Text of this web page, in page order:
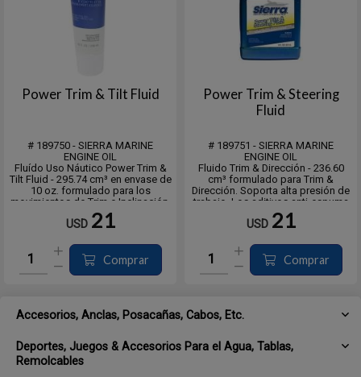
Accesorios, Anclas, Posacañas, Cabos, Etc.
Deportes, Juegos & Accesorios Para el Agua, Tablas,
Remolcables
Power Trim & Tilt Fluid
# 189750 - SIERRA MARINE
ENGINE OIL
Fluído Uso Náutico Power Trim &
Tilt Fluid - 295.74 cm³ en envase de
10 oz. formulado para los
movimientos de Trim e Inclinación.
Desarrollado para soportar alta
presión de trabajo. Los aditivos
uniforme con una contaminación
red...
USD 21
Comprar
Power Trim & Steering
Fluid
# 189751 - SIERRA MARINE
ENGINE OIL
Fluido Trim & Dirección - 236.60
cm³ formulado para Trim &
Dirección. Soporta alta presión de
trabajo. Los aditivos anti-espuma
garantizan un flujo uniforme con
una contaminación reducida del
Diseñado para uso intensivo a
altas pre...
USD 21
Comprar